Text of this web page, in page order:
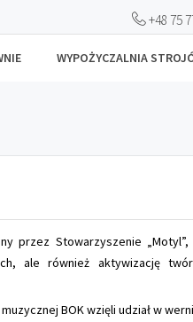
+48 75
WYPOŻYCZALNIA
przez Stowarzyszenie
ale również aktywizację
BOK wzięli udział w